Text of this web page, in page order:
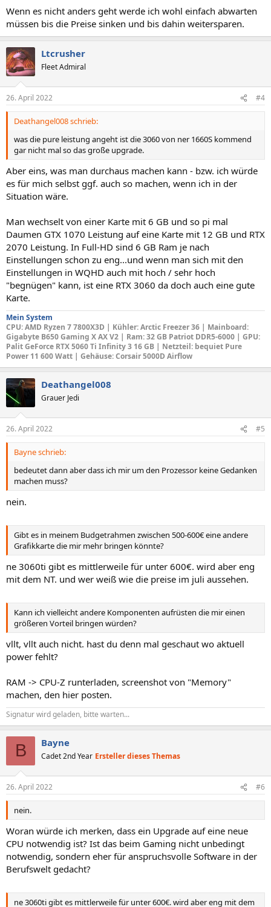
Wenn es nicht anders geht werde ich wohl einfach abwarten
müssen bis die Preise sinken und bis dahin weitersparen.
Ltcrusher
Fleet Admiral
26. April 2022 #4
Deathangel008 schrieb:
was die pure leistung angeht ist die 3060 von ner 1660S kommend
gar nicht mal so das große upgrade.
Aber eins, was man durchaus machen kann - bzw. ich würde
es für mich selbst ggf. auch so machen, wenn ich in der
Situation wäre.
Man wechselt von einer Karte mit 6 GB und so pi mal
Daumen GTX 1070 Leistung auf eine Karte mit 12 GB und RTX
2070 Leistung. In Full-HD sind 6 GB Ram je nach
Einstellungen schon zu eng...und wenn man sich mit den
Einstellungen in WQHD auch mit hoch / sehr hoch
"begnügen" kann, ist eine RTX 3060 da doch auch eine gute
Karte.
Mein System
CPU: AMD Ryzen 7 7800X3D | Kühler: Arctic Freezer 36 | Mainboard:
Gigabyte B650 Gaming X AX V2 | Ram: 32 GB Patriot DDR5-6000 | GPU:
Palit GeForce RTX 5060 Ti Infinity 3 16 GB | Netzteil: bequiet Pure
Power 11 600 Watt | Gehäuse: Corsair 5000D Airflow
Deathangel008
Grauer Jedi
26. April 2022 #5
Bayne schrieb:
bedeutet dann aber dass ich mir um den Prozessor keine Gedanken
machen muss?
nein.
Gibt es in meinem Budgetrahmen zwischen 500-600€ eine andere
Grafikkarte die mir mehr bringen könnte?
ne 3060ti gibt es mittlerweile für unter 600€. wird aber eng
mit dem NT. und wer weiß wie die preise im juli aussehen.
Kann ich vielleicht andere Komponenten aufrüsten die mir einen
größeren Vorteil bringen würden?
vllt, vllt auch nicht. hast du denn mal geschaut wo aktuell
power fehlt?
RAM -> CPU-Z runterladen, screenshot von "Memory"
machen, den hier posten.
Signatur wird geladen, bitte warten...
B Bayne
Cadet 2nd Year Ersteller dieses Themas
26. April 2022 #6
nein.
Woran würde ich merken, dass ein Upgrade auf eine neue
CPU notwendig ist? Ist das beim Gaming nicht unbedingt
notwendig, sondern eher für anspruchsvolle Software in der
Berufswelt gedacht?
ne 3060ti gibt es mittlerweile für unter 600€. wird aber eng mit dem